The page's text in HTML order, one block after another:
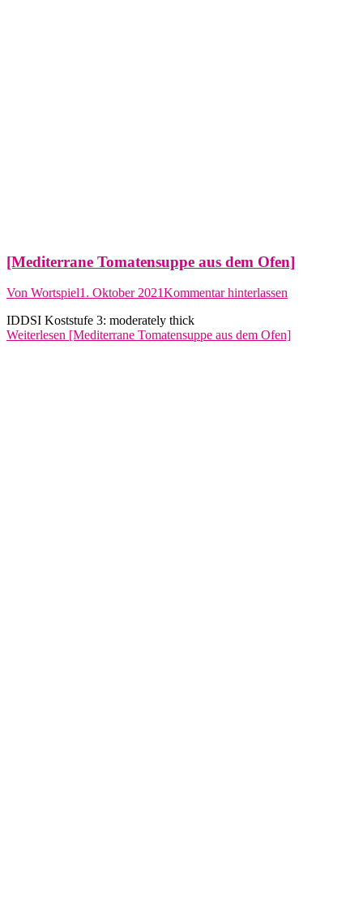
[Mediterrane Tomatensuppe aus dem Ofen]
Von Wortspiel1. Oktober 2021Kommentar hinterlassen
IDDSI Koststufe 3: moderately thick
Weiterlesen [Mediterrane Tomatensuppe aus dem Ofen]